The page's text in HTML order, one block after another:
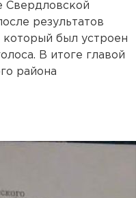
Свердловской
результатов
который был устроен
В итоге главой
района